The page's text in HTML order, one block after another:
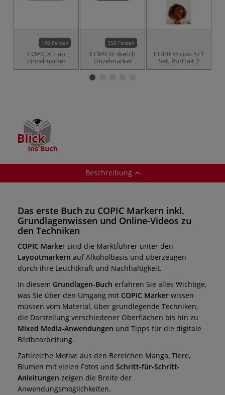
180 Farben
COPIC® ciao
Einzelmarker
358 Farben
COPIC® sketch
Einzelmarker
COPIC® ciao 5+1
Set, Portrait 2
Beschreibung
Das erste Buch zu COPIC Markern inkl.
Grundlagenwissen und Online-Videos zu
den Techniken
COPIC Marker sind die Marktführer unter den
Layoutmarkern auf Alkoholbasis und überzeugen
durch ihre Leuchtkraft und Nachhaltigkeit.
In diesem Grundlagen-Buch erfahren Sie alles Wichtige,
was Sie über den Umgang mit COPIC Marker wissen
müssen vom Material, über grundlegende Techniken,
die Darstellung verschiedener Oberflächen bis hin zu
Mixed Media-Anwendungen und Tipps für die digitale
Bildbearbeitung.
Zahlreiche Motive aus den Bereichen Manga, Tiere,
Blumen mit vielen Fotos und Schritt-für-Schritt-
Anleitungen zeigen die Breite der
Anwendungsmöglichkeiten.